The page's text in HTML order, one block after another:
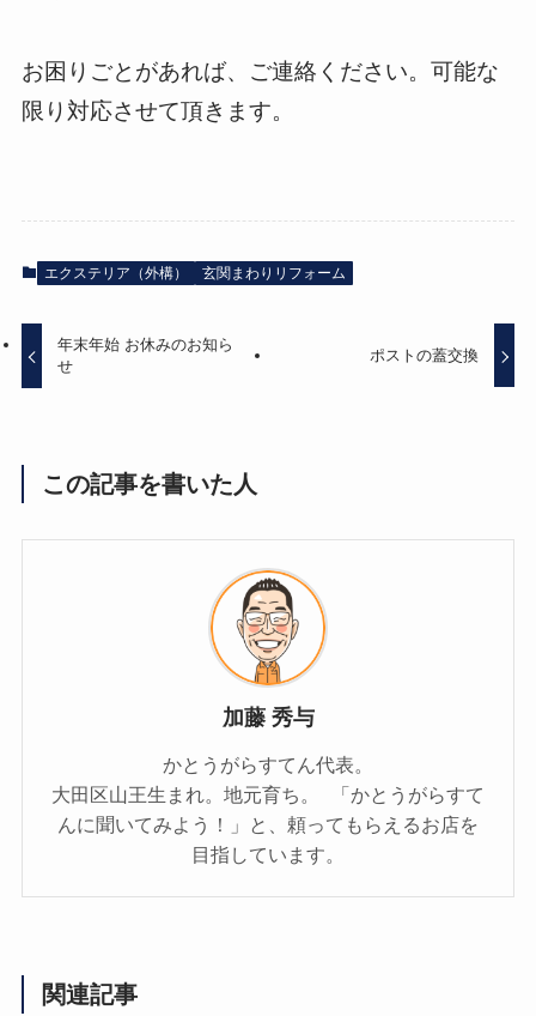
お困りごとがあれば、ご連絡ください。可能な
限り対応させて頂きます。
エクステリア（外構） 玄関まわりリフォーム
年末年始 お休みのお知ら
せ
ポストの蓋交換
この記事を書いた人
加藤 秀与
かとうがらすてん代表。
大田区山王生まれ。地元育ち。 「かとうがらすて
んに聞いてみよう！」と、頼ってもらえるお店を
目指しています。
関連記事